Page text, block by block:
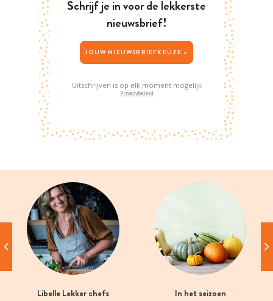
Schrijf je in voor de lekkerste
nieuwsbrief!
JOUW NIEUWSBRIEFKEUZE >
Uitschrijven is op elk moment mogelijk
Privacybeleid
Libelle Lekker chefs In het seizoen